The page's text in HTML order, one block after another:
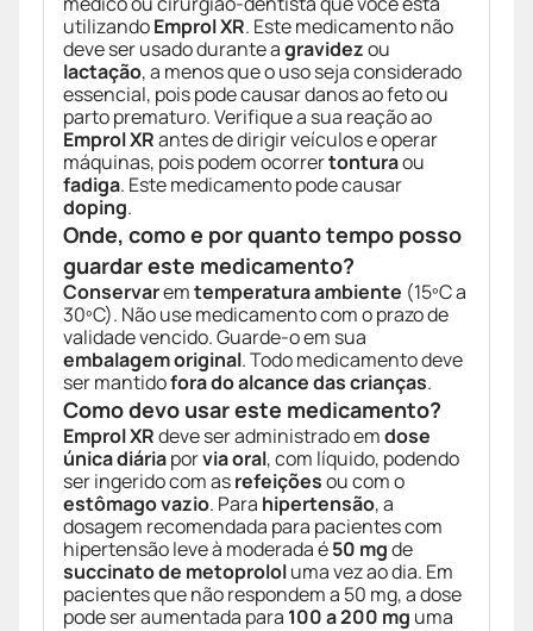
utilizandoEmprol XR. Este medicamento não
deve ser usado durante agravidezou
lactação, a menos que o uso seja considerado
essencial, pois pode causar danos ao feto ou
parto prematuro. Verifique a sua reação ao
Emprol XRantes de dirigir veículos e operar
máquinas, pois podem ocorrertonturaou
fadiga. Este medicamento pode causar
doping.
Onde, como e por quanto tempo posso
guardar este medicamento?
Conservaremtemperatura ambiente (15ºC a
30ºC). Não use medicamento com o prazo de
validade vencido. Guarde-o em sua
embalagem original. Todo medicamento deve
ser mantidofora do alcance das crianças.
Como devo usar este medicamento?
Emprol XRdeve ser administrado emdose
única diáriaporvia oral, com líquido, podendo
ser ingerido com asrefeiçõesou com o
estômago vazio. Para hipertensão, a
dosagem recomendada para pacientes com
hipertensão leve à moderada é50 mgde
succinato de metoprololuma vez ao dia. Em
pacientes que não respondem a 50 mg, a dose
pode ser aumentada para 100 a 200 mg uma